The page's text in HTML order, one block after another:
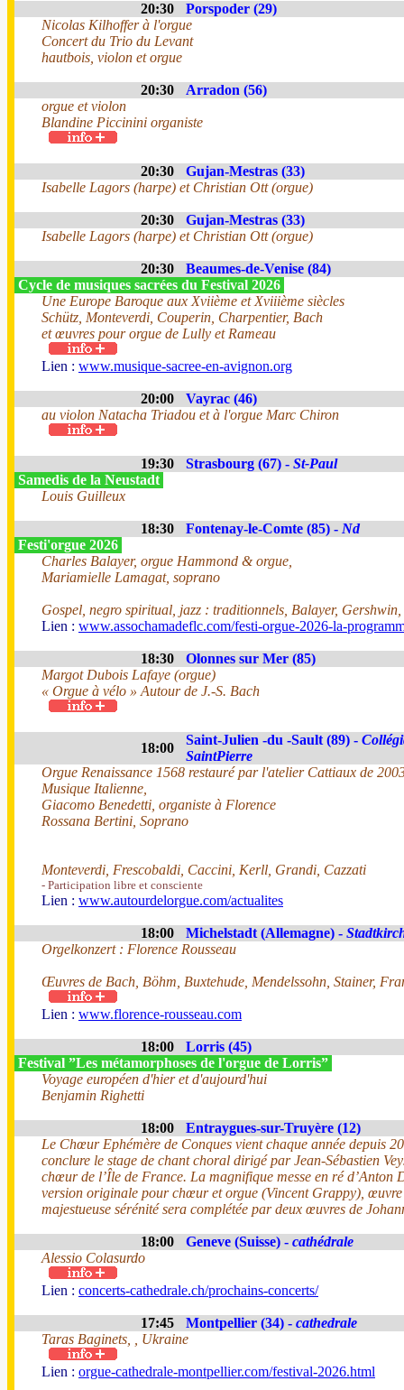
20:30
Porspoder (29)
Nicolas Kilhoffer à l'orgue
Concert du Trio du Levant
hautbois, violon et orgue
20:30
Arradon (56)
orgue et violon
Blandine Piccinini organiste
20:30
Gujan-Mestras (33)
Isabelle Lagors (harpe) et Christian Ott (orgue)
20:30
Gujan-Mestras (33)
Isabelle Lagors (harpe) et Christian Ott (orgue)
20:30
Beaumes-de-Venise (84)
Cycle de musiques sacrées du Festival 2026
Une Europe Baroque aux Xviième et Xviiième siècles
Schütz, Monteverdi, Couperin, Charpentier, Bach
et œuvres pour orgue de Lully et Rameau
Lien : www.musique-sacree-en-avignon.org
20:00
Vayrac (46)
au violon Natacha Triadou et à l'orgue Marc Chiron
19:30 Strasbourg (67) - St-Paul
Samedis de la Neustadt
Louis Guilleux
18:30 Fontenay-le-Comte (85) - Nd
Festi'orgue 2026
Charles Balayer, orgue Hammond & orgue,
Mariamielle Lamagat, soprano
Gospel, negro spiritual, jazz : traditionnels, Balayer, Gershwin,
Lien : www.assochamadeflc.com/festi-orgue-2026-la-
18:30
Olonnes sur Mer (85)
Margot Dubois Lafaye (orgue)
« Orgue à vélo » Autour de J.-S. Bach
18:00
Saint-Julien -du -Sault (89) -
SaintPierre
Orgue Renaissance 1568 restauré par l'atelier Cattiaux de
Musique Italienne,
Giacomo Benedetti, organiste à Florence
Rossana Bertini, Soprano
Monteverdi, Frescobaldi, Caccini, Kerll, Grandi, Cazzati
- Participation libre et consciente
Lien : www.autourdelorgue.com/actualites
18:00 Michelstadt (Allemagne) -
Orgelkonzert : Florence Rousseau
Œuvres de Bach, Böhm, Buxtehude, Mendelssohn, Stainer,
Lien : www.florence-rousseau.com
18:00
Lorris (45)
Festival ”Les métamorphoses de l'orgue de Lorris”
Voyage européen d'hier et d'aujourd'hui
Benjamin Righetti
18:00
Entraygues-sur-Truyère (12)
Le Chœur Ephémère de Conques vient chaque année depuis
conclure le stage de chant choral dirigé par Jean-Sébastien
chœur de l’Île de France. La magnifique messe en ré d’Anton
version originale pour chœur et orgue (Vincent Grappy), œuvre
majestueuse sérénité sera complétée par deux œuvres de
18:00 Geneve (Suisse) - cathédrale
Alessio Colasurdo
Lien : concerts-cathedrale.ch/prochains-concerts/
17:45 Montpellier (34) - cathedrale
Taras Baginets, , Ukraine
Lien : orgue-cathedrale-montpellier.com/festival-2026.html